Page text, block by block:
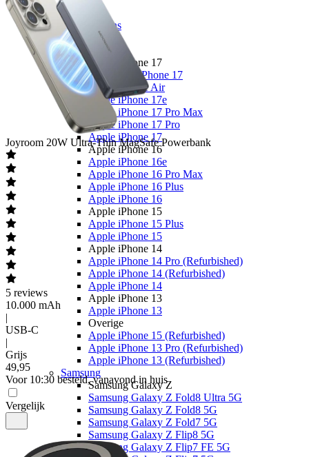
Telefoons
Alle telefoons
Merken
Apple
Apple iPhone 17
Alle Apple iPhone 17
Apple iPhone Air
Apple iPhone 17e
Apple iPhone 17 Pro Max
Apple iPhone 17 Pro
Apple iPhone 17
Apple iPhone 16
Apple iPhone 16e
Apple iPhone 16 Pro Max
Apple iPhone 16 Plus
Apple iPhone 16
Apple iPhone 15
Apple iPhone 15 Plus
Apple iPhone 15
Apple iPhone 14
Apple iPhone 14 Pro (Refurbished)
Apple iPhone 14 (Refurbished)
Apple iPhone 14
Apple iPhone 13
Apple iPhone 13
Overige
Apple iPhone 15 (Refurbished)
Apple iPhone 13 Pro (Refurbished)
Apple iPhone 13 (Refurbished)
Samsung
Samsung Galaxy Z
Samsung Galaxy Z Fold8 Ultra 5G
Samsung Galaxy Z Fold8 5G
Samsung Galaxy Z Fold7 5G
Samsung Galaxy Z Flip8 5G
Samsung Galaxy Z Flip7 FE 5G
Joyroom 20W Ultra-Thin MagSafe Powerbank
5 reviews
10.000 mAh
|
USB-C
|
Grijs
49,95
Voor 10:30 besteld, vanavond in huis
Vergelijk